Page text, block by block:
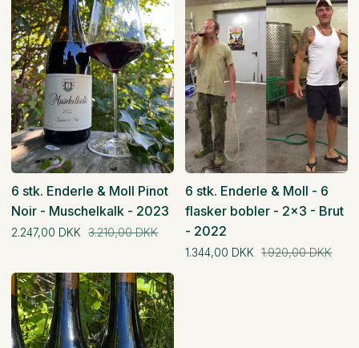
6 stk. Enderle & Moll Pinot
Noir - Muschelkalk - 2023
2.247,00 DKK Normal pris
3.210,00 DKK
6 stk. Enderle & Moll - 6
flasker bobler - 2x3 - Brut
- 2022
1.344,00 DKK Normal pris
1.920,00 DKK
6
stk.